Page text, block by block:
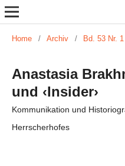
Home / Archiv / Bd. 53 Nr.
Anastasia
und ‹Insider›
Kommunikation und
Herrscherhofes